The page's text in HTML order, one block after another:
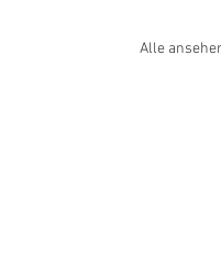
Alle